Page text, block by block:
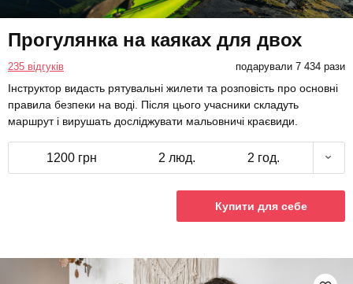
Прогулянка на каяках для двох
235 відгуків подарували 7 434 рази
Інструктор видасть рятувальні жилети та розповість про основні
правила безпеки на воді. Після цього учасники складуть
маршрут і вирушать досліджувати мальовничі краєвиди.
1200 грн 2 люд. 2 год.
Купити для себе